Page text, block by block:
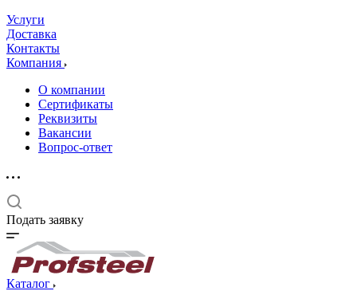
Услуги
Доставка
Контакты
Компания
О компании
Сертификаты
Реквизиты
Вакансии
Вопрос-ответ
Подать заявку
Каталог